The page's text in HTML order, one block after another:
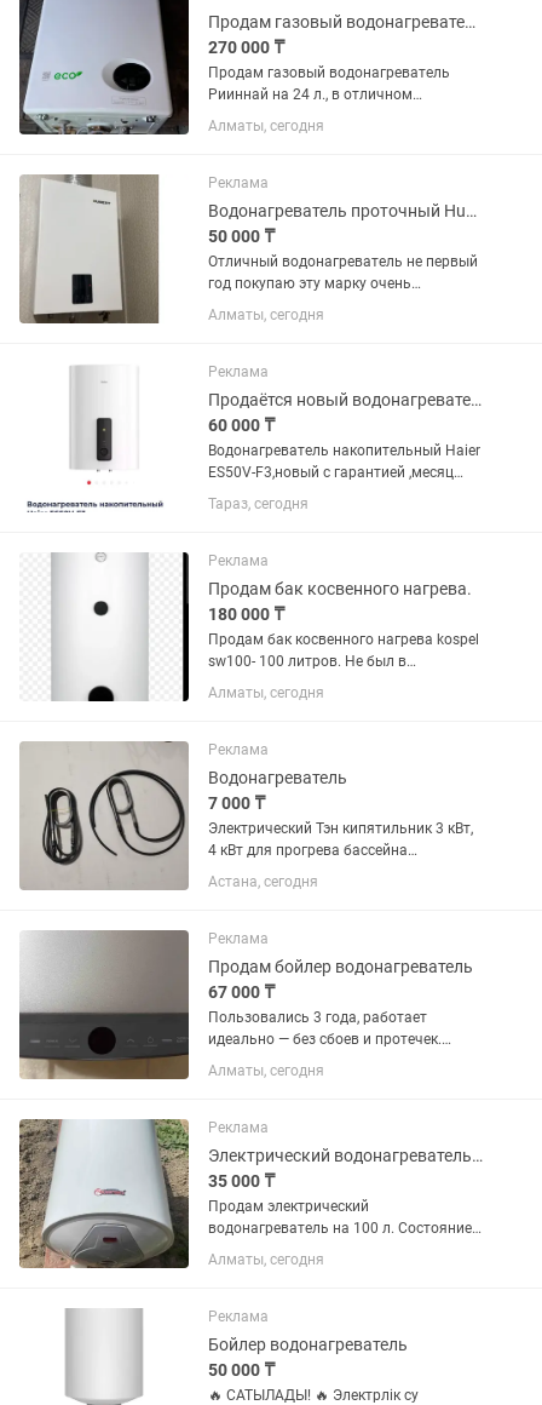
Продам газовый водонагреватель Риннай
270 000 ₸
Продам газовый водонагреватель
Рииннай на 24 л., в отличном
состоянии, был в использовании около
Алматы, сегодня
Реклама
Водонагреватель проточный Hubert AGW T30 белый
50 000 ₸
Отличный водонагреватель не первый
год покупаю эту марку очень
качественно всегда . Состояние
отличное все описание в фото есть
переездом самовывоз горный гигант
более...
Алматы, сегодня
Реклама
Продаётся новый водонагреватель
60 000 ₸
Водонагреватель накопительный Haier
ES50V-F3,новый с гарантией ,месяц
назад купленный,не использованный, с
коробки не вынимался
Тараз, сегодня
Реклама
Продам бак косвенного нагрева.
180 000 ₸
Продам бак косвенного нагрева kospel
sw100- 100 литров. Не был в
использовании. Купили, оказался не
Алматы, сегодня
Реклама
Водонагреватель
7 000 ₸
Электрический Тэн кипятильник 3 кВт,
4 кВт для прогрева бассейна
,металлическая трубка диаметр 13
кабель 1 метра ,производство России
наличии 3кВт,4 кВт трубка...
Астана, сегодня
Реклама
Продам бойлер водонагреватель
67 000 ₸
Пользовались 3 года, работает
идеально — без сбоев и протечек.
Быстро нагревает воду, хорошо держит
температуру. ✔ Надёжный и
✔ Полностью готов к...
Алматы, сегодня
Реклама
Электрический водонагреватель 100 л
35 000 ₸
Продам электрический
водонагреватель на 100 л. Состояние
отличное. Демонтировали
самостоятельно очень аккуратно.
Алматы, сегодня
Реклама
Бойлер водонагреватель
50 000 ₸
🔥 САТЫЛАДЫ! 🔥 Электрлік су